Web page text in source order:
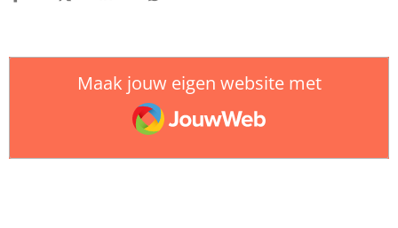
Maak jouw eigen website met
JouwWeb